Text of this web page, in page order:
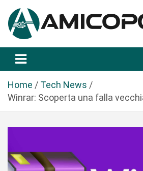
a
Amicopc.com
Home
Tech News
Winrar: Scoperta una falla